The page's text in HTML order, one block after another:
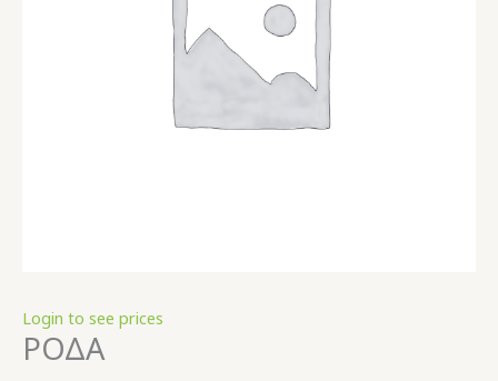
Login to see prices
ΡΟΔΑ